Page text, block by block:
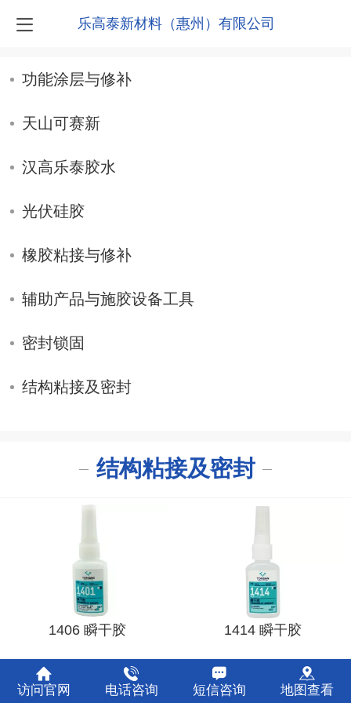
乐高泰新材料（惠州）有限公司
功能涂层与修补
天山可赛新
汉高乐泰胶水
光伏硅胶
橡胶粘接与修补
辅助产品与施胶设备工具
密封锁固
结构粘接及密封
结构粘接及密封
1406 瞬干胶 1414 瞬干胶
访问官网 电话咨询 短信咨询 地图查看